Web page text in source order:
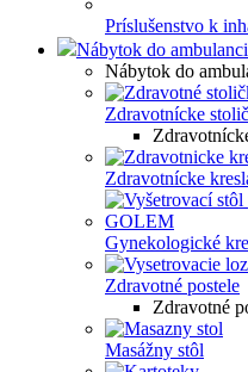
Príslušenstvo k
Nábytok do
Nábytok do
Zdravotnícke
Zdravotnícke
Gynekologické
Zdravotné postele
Zdravotné
Masážny stôl